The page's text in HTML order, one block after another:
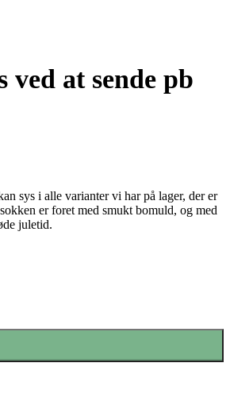
at sende pb
sys i alle varianter vi har på lager, der er
er foret med smukt bomuld, og med
juletid.